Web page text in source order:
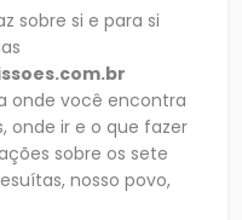
sobre si e para si
onde você encontra
onde ir e o que fazer
sobre os sete
nosso povo,